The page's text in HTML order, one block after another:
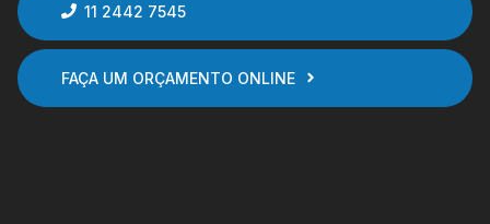
11 2442 7545
FAÇA UM ORÇAMENTO ONLINE